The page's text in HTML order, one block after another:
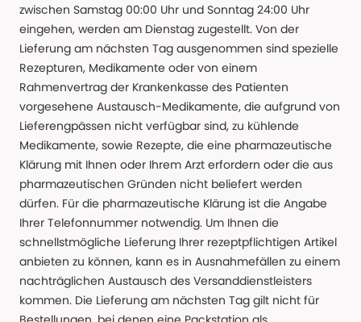
zwischen Samstag 00:00 Uhr und Sonntag 24:00 Uhr
eingehen, werden am Dienstag zugestellt. Von der
Lieferung am nächsten Tag ausgenommen sind spezielle
Rezepturen, Medikamente oder von einem
Rahmenvertrag der Krankenkasse des Patienten
vorgesehene Austausch-Medikamente, die aufgrund von
Lieferengpässen nicht verfügbar sind, zu kühlende
Medikamente, sowie Rezepte, die eine pharmazeutische
Klärung mit Ihnen oder Ihrem Arzt erfordern oder die aus
pharmazeutischen Gründen nicht beliefert werden
dürfen. Für die pharmazeutische Klärung ist die Angabe
Ihrer Telefonnummer notwendig. Um Ihnen die
schnellstmögliche Lieferung Ihrer rezeptpflichtigen Artikel
anbieten zu können, kann es in Ausnahmefällen zu einem
nachträglichen Austausch des Versanddienstleisters
kommen. Die Lieferung am nächsten Tag gilt nicht für